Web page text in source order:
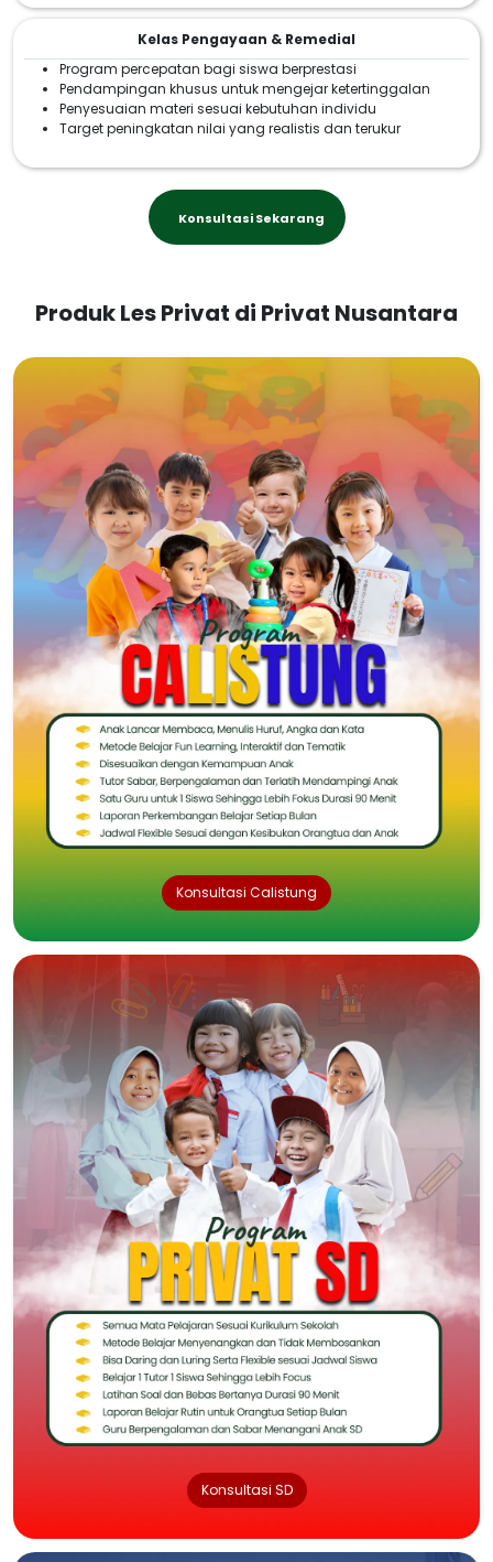
Kelas Pengayaan & Remedial
Program percepatan bagi siswa berprestasi
Pendampingan khusus untuk mengejar ketertinggalan
Penyesuaian materi sesuai kebutuhan individu
Target peningkatan nilai yang realistis dan terukur
Konsultasi Sekarang
Produk Les Privat di Privat Nusantara
Konsultasi Calistung
Konsultasi SD